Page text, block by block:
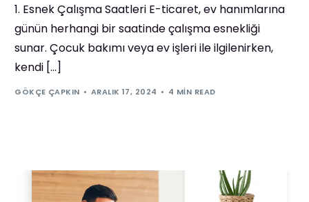
1. Esnek Çalışma Saatleri E-ticaret, ev hanımlarına
günün herhangi bir saatinde çalışma esnekliği
sunar. Çocuk bakımı veya ev işleri ile ilgilenirken,
kendi […]
GÖKÇE ÇAPKIN ARALIK 17, 2024 4 MIN READ